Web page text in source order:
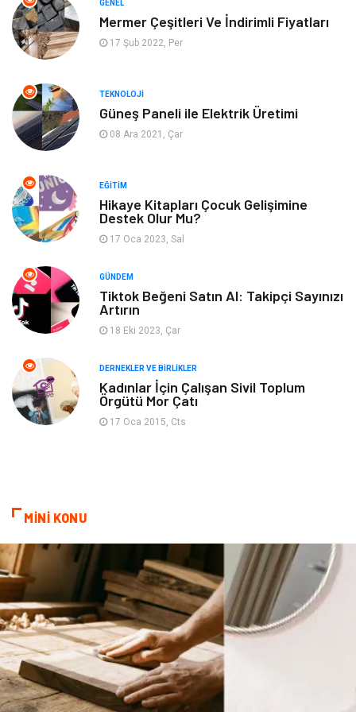
Yapı İnşaat
Hizmet
Tatil Emlak
Organizasyon Metal Maden
Spor
Turizm
Hediyelik Eşya
Aksesuar Basın Yayın
Bebek Giyim Nakliyat
Ambalaj
Bitkisel Ürünler Pazarlama
Markalar Tarım & Hayvancılık
Bilişim Dernekler ve Birlikler
İthalat İhracat
GENEL
Mermer Çeşitleri Ve İndirimli Fiyatları
17 Şub 2022, Per
TEKNOLOJI
Güneş Paneli ile Elektrik Üretimi
08 Ara 2021, Çar
EĞITIM
Hikaye Kitapları Çocuk Gelişimine
Destek Olur Mu?
17 Oca 2023, Sal
GÜNDEM
Tiktok Beğeni Satın Al: Takipçi Sayınızı
Artırın
18 Eki 2023, Çar
DERNEKLER VE BIRLIKLER
Kadınlar İçin Çalışan Sivil Toplum
Örgütü Mor Çatı
17 Oca 2015, Cts
MİNİ KONU